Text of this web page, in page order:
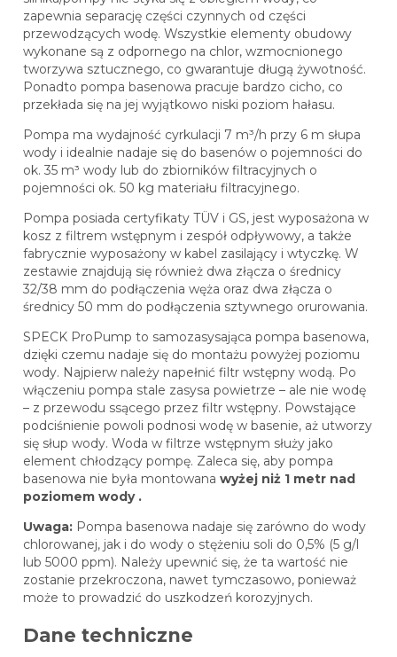
zapewnia separację części czynnych od części
przewodzących wodę. Wszystkie elementy obudowy
wykonane są z odpornego na chlor, wzmocnionego
tworzywa sztucznego, co gwarantuje długą żywotność.
Ponadto pompa basenowa pracuje bardzo cicho, co
przekłada się na jej wyjątkowo niski poziom hałasu.
Pompa ma wydajność cyrkulacji 7 m³/h przy 6 m słupa
wody i idealnie nadaje się do basenów o pojemności do
ok. 35 m³ wody lub do zbiorników filtracyjnych o
pojemności ok. 50 kg materiału filtracyjnego.
Pompa posiada certyfikaty TÜV i GS, jest wyposażona w
kosz z filtrem wstępnym i zespół odpływowy, a także
fabrycznie wyposażony w kabel zasilający i wtyczkę. W
zestawie znajdują się również dwa złącza o średnicy
32/38 mm do podłączenia węża oraz dwa złącza o
średnicy 50 mm do podłączenia sztywnego orurowania.
SPECK ProPump to samozasysająca pompa basenowa,
dzięki czemu nadaje się do montażu powyżej poziomu
wody. Najpierw należy napełnić filtr wstępny wodą. Po
włączeniu pompa stale zasysa powietrze – ale nie wodę
– z przewodu ssącego przez filtr wstępny. Powstające
podciśnienie powoli podnosi wodę w basenie, aż utworzy
się słup wody. Woda w filtrze wstępnym służy jako
element chłodzący pompę. Zaleca się, aby pompa
basenowa nie była montowana wyżej niż 1 metr nad
poziomem wody .
Uwaga: Pompa basenowa nadaje się zarówno do wody
chlorowanej, jak i do wody o stężeniu soli do 0,5% (5 g/l
lub 5000 ppm). Należy upewnić się, że ta wartość nie
zostanie przekroczona, nawet tymczasowo, ponieważ
może to prowadzić do uszkodzeń korozyjnych.
Dane techniczne